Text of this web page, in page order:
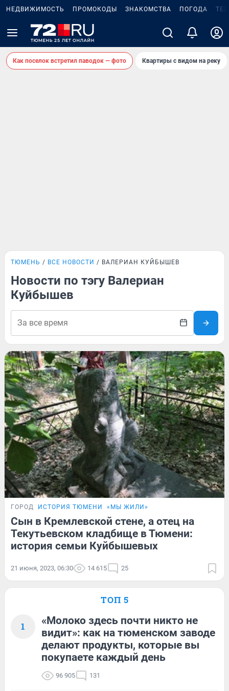
НЕДВИЖИМОСТЬ ПРОМОКОДЫ ЗНАКОМСТВА ПОГОДА
Как поселок встретил паводок — фото Квартиры с видом на реку
ТЮМЕНЬ ВСЕ НОВОСТИ ВАЛЕРИАН КУЙБЫШЕВ
Новости по тэгу Валериан
Куйбышев
ГОРОД ИСТОРИЯ ТЮМЕНИ «МЫ ЖИЛИ»
Сын в Кремлевской стене, а отец на
Текутьевском кладбище в Тюмени:
история семьи Куйбышевых
21 июня, 2023, 06:30 14 615 25
ТОП 5
1
«Молоко здесь почти никто не
видит»: как на тюменском заводе
делают продукты, которые вы
покупаете каждый день
96 905 131